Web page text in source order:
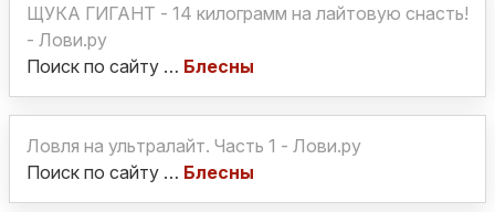
ЩУКА ГИГАНТ - 14 килограмм на лайтовую снасть!
- Лови.ру
Поиск по сайту … Блесны
Ловля на ультралайт. Часть 1 - Лови.ру
Поиск по сайту … Блесны